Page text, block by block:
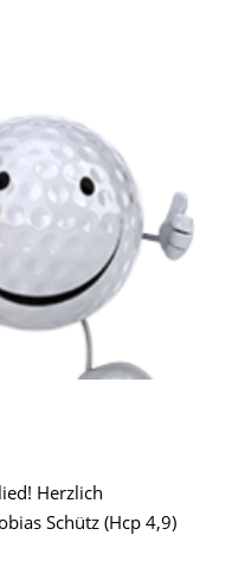
Herzlich
Schütz (Hcp 4,9)